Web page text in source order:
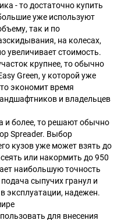
- то достаточно купить
уже используют
так и по
на колесах,
увеличивает стоимость.
крупнее, то обычно
Green, у которой уже
экономит время
и владельцев
и более, то решают обычно
Spreader. Выбор
кузов уже может взять до
или накормить до 950
наибольшую точность
сыпучих гранул и
эксплуатации, надежен.
для внесения